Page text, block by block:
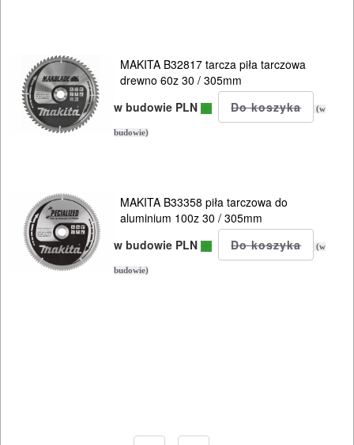
ALLIGATOR
Do
pił
Akcesoria
Piły
MAKITA B32817 tarcza piła tarczowa
drewno 60z 30 / 305mm
w budowie PLN
(w
budowie)
MAKITA B33358 piła tarczowa do
aluminium 100z 30 / 305mm
w budowie PLN
(w
budowie)